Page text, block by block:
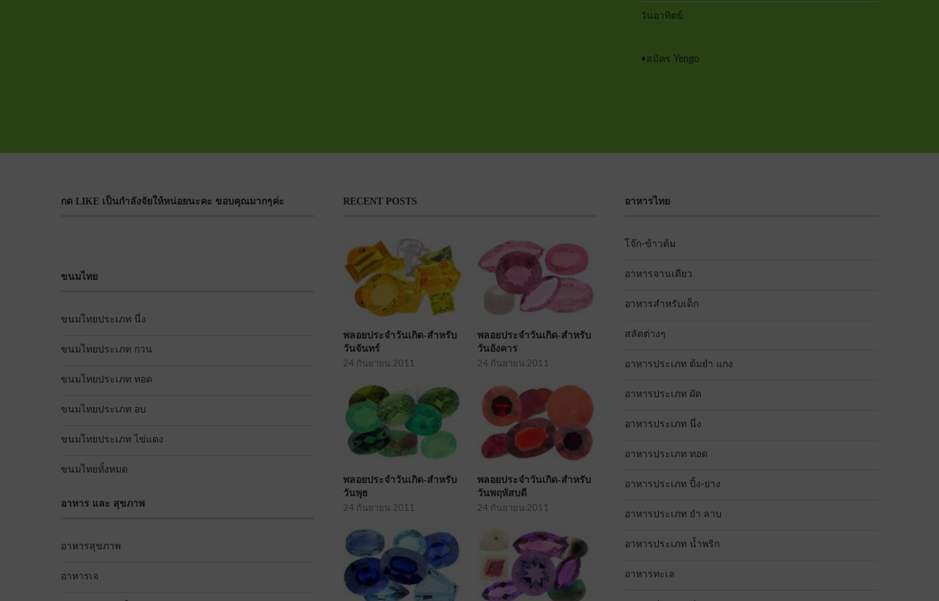
วันอาทิตย์
•สมัคร Yengo
กด LIKE เป็นกำลังจัยให้หน่อยนะคะ ขอบคุณมากๆค่ะ
ขนมไทย
ขนมไทยประเภท นึ่ง
ขนมไทยประเภท กวน
ขนมไทยประเภท ทอด
ขนมไทยประเภท อบ
ขนมไทยประเภท ไข่แดง
ขนมไทยทั้งหมด
อาหาร และ สุขภาพ
อาหารสุขภาพ
อาหารเจ
RECENT POSTS
พลอยประจำวันเกิด-สำหรับ
วันจันทร์
24 กันยายน 2011
พลอยประจำวันเกิด-สำหรับ
วันอังคาร
24 กันยายน 2011
พลอยประจำวันเกิด-สำหรับ
วันพุธ
24 กันยายน 2011
พลอยประจำวันเกิด-สำหรับ
วันพฤหัสบดี
24 กันยายน 2011
อาหารไทย
โจ๊ก-ข้าวต้ม
อาหารจานเดียว
อาหารสำหรับเด็ก
สลัดต่างๆ
อาหารประเภท ต้มยำ แกง
อาหารประเภท ผัด
อาหารประเภท นึ่ง
อาหารประเภท ทอด
อาหารประเภท ปิ้ง-ย่าง
อาหารประเภท ยำ ลาบ
อาหารประเภท น้ำพริก
อาหารทะเล